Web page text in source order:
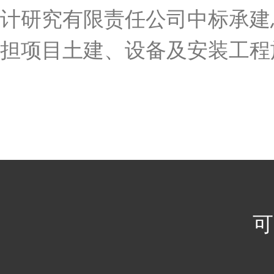
计研究有限责任公司中标承
担项目土建、设备及安装工